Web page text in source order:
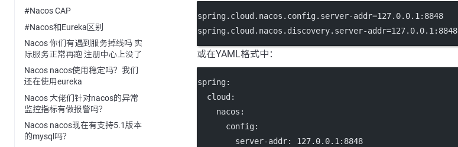
#Nacos CAP
#Nacos和Eureka区别
Nacos 你们有遇到服务掉线吗 实
际服务正常再跑 注册中心上没了
Nacos nacos使用稳定吗？我们
还在使用eureka
Nacos 大佬们针对nacos的异常
监控指标有做报警吗？
Nacos nacos现在有支持5.1版本
的mysql吗？
spring.cloud.nacos.config.server-addr=127.0.0.1:8848
spring.cloud.nacos.discovery.server-addr=127.0.0.1:8848
或在YAML格式中：
spring:
cloud :
nacos :
config:
server-addr: 127.0.0.1:8848